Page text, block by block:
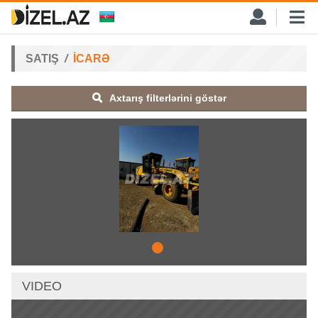
SATIŞ İCARƏ
Axtarış filterlərini göstər
VIDEO